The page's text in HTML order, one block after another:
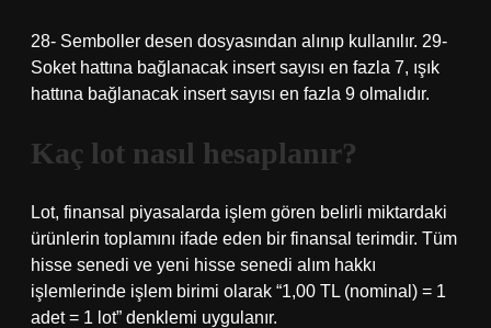
28- Semboller desen dosyasından alınıp kullanılır. 29-
Soket hattına bağlanacak insert sayısı en fazla 7, ışık
hattına bağlanacak insert sayısı en fazla 9 olmalıdır.
Kaç lot nasıl hesaplanır?
Lot, finansal piyasalarda işlem gören belirli miktardaki
ürünlerin toplamını ifade eden bir finansal terimdir. Tüm
hisse senedi ve yeni hisse senedi alım hakkı
işlemlerinde işlem birimi olarak “1,00 TL (nominal) = 1
adet = 1 lot” denklemi uygulanır.